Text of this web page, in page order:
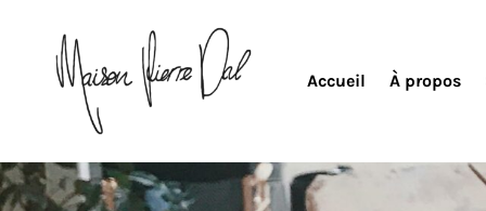
Accueil À propos